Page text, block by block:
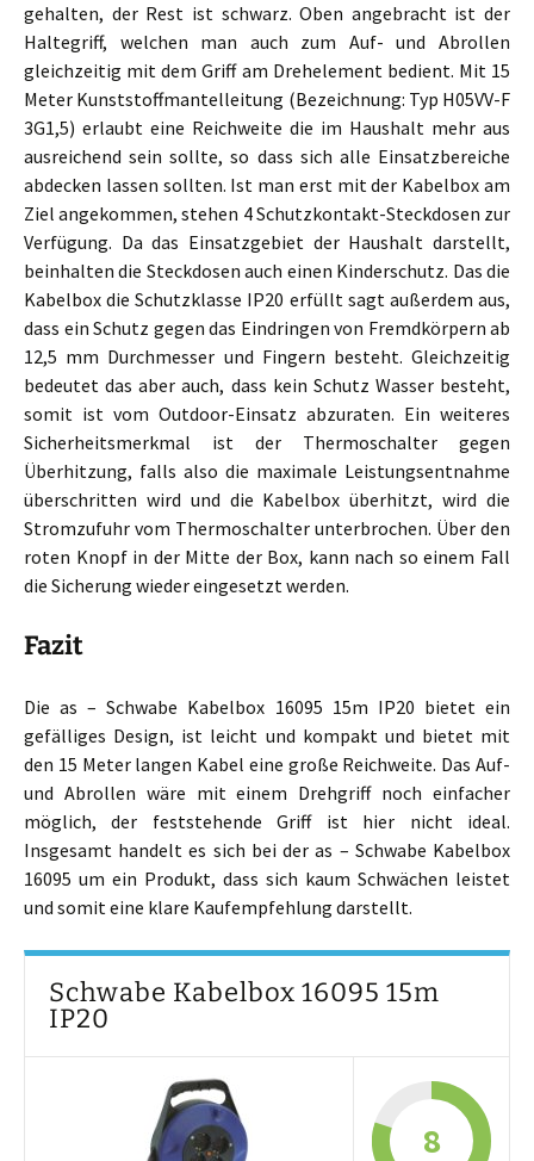
gehalten, der Rest ist schwarz. Oben angebracht ist der
Haltegriff, welchen man auch zum Auf- und Abrollen
gleichzeitig mit dem Griff am Drehelement bedient. Mit 15
Meter Kunststoffmantelleitung (Bezeichnung: Typ H05VV-F
3G1,5) erlaubt eine Reichweite die im Haushalt mehr aus
ausreichend sein sollte, so dass sich alle Einsatzbereiche
abdecken lassen sollten. Ist man erst mit der Kabelbox am
Ziel angekommen, stehen 4 Schutzkontakt-Steckdosen zur
Verfügung. Da das Einsatzgebiet der Haushalt darstellt,
beinhalten die Steckdosen auch einen Kinderschutz. Das die
Kabelbox die Schutzklasse IP20 erfüllt sagt außerdem aus,
dass ein Schutz gegen das Eindringen von Fremdkörpern ab
12,5 mm Durchmesser und Fingern besteht. Gleichzeitig
bedeutet das aber auch, dass kein Schutz Wasser besteht,
somit ist vom Outdoor-Einsatz abzuraten. Ein weiteres
Sicherheitsmerkmal ist der Thermoschalter gegen
Überhitzung, falls also die maximale Leistungsentnahme
überschritten wird und die Kabelbox überhitzt, wird die
Stromzufuhr vom Thermoschalter unterbrochen. Über den
roten Knopf in der Mitte der Box, kann nach so einem Fall
die Sicherung wieder eingesetzt werden.
Fazit
Die as – Schwabe Kabelbox 16095 15m IP20 bietet ein
gefälliges Design, ist leicht und kompakt und bietet mit
den 15 Meter langen Kabel eine große Reichweite. Das Auf-
und Abrollen wäre mit einem Drehgriff noch einfacher
möglich, der feststehende Griff ist hier nicht ideal.
Insgesamt handelt es sich bei der as – Schwabe Kabelbox
16095 um ein Produkt, dass sich kaum Schwächen leistet
und somit eine klare Kaufempfehlung darstellt.
Schwabe Kabelbox 16095 15m
IP20
8